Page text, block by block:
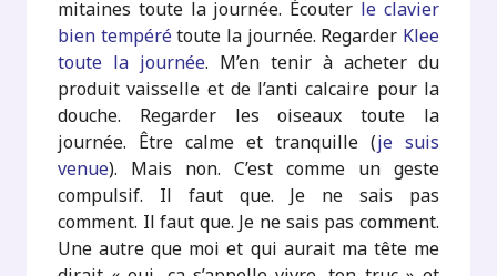
mitaines toute la journée. Écouter le clavier
bien tempérétoute la journée. Regarder Klee
toute la journée. M’en tenir à acheter du
produit vaisselle et de l’anti calcaire pour la
douche. Regarder les oiseaux toute la
journée. Être calme et tranquille (je suis
venue). Mais non. C’est comme un geste
compulsif. Il faut que. Je ne sais pas
comment. Il faut que. Je ne sais pas comment.
Une autre que moi et qui aurait ma tête me